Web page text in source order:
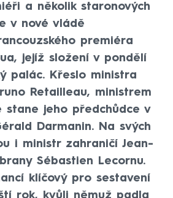
a několik staronových
v nové vládě
premiéra
jejíž složení v pondělí
palác. Křeslo ministra
Retailleau, ministrem
stane jeho předchůdce v
Darmanin. Na svých
i ministr zahraničí Jean-
Sébastien Lecornu.
klíčový pro sestavení
rok, kvůli němuž padla